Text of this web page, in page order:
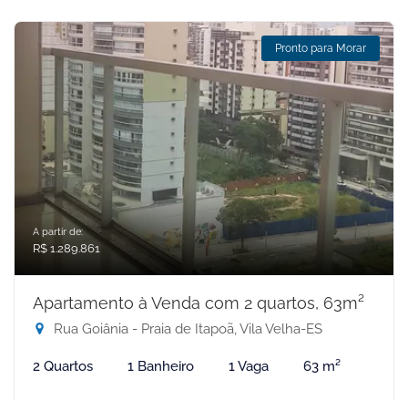
Pronto para Morar
A partir de:
R$ 1.289.861
Apartamento à Venda com 2 quartos, 63m²
Rua Goiânia - Praia de Itapoã, Vila Velha-ES
2 Quartos 1 Banheiro 1 Vaga 63 m²